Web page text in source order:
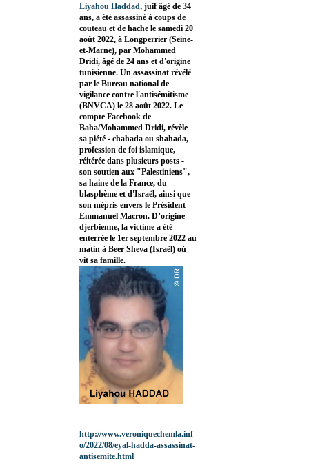
Liyahou Haddad, juif âgé de 34
ans, a été assassiné à coups de
couteau et de hache le samedi 20
août 2022, à Longperrier (Seine-
et-Marne), par Mohammed
Dridi, âgé de 24 ans et d'origine
tunisienne. Un assassinat révélé
par le Bureau national de
vigilance contre l'antisémitisme
(BNVCA) le 28 août 2022. Le
compte Facebook de
Baha/Mohammed Dridi, révèle
sa piété - chahada ou shahada,
profession de foi islamique,
réitérée dans plusieurs posts -
son soutien aux "Palestiniens",
sa haine de la France, du
blasphème et d'Israël, ainsi que
son mépris envers le Président
Emmanuel Macron. D’origine
djerbienne, la victime a été
enterrée le 1er septembre 2022 au
matin à Beer Sheva (Israël) où
vit sa famille.
http://www.veroniquechemla.inf
o/2022/08/eyal-hadda-assassinat-
antisemite.html